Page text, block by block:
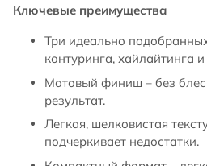
Ключевые преимущества
Три идеально
контуринга, хайлайтинга
Матовый финиш – без
результат.
Легкая, шелковистая
подчеркивает недостатки.